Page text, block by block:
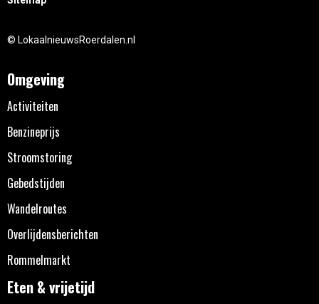
© LokaalnieuwsRoerdalen.nl
Omgeving
Activiteiten
Benzineprijs
Stroomstoring
Gebedstijden
Wandelroutes
Overlijdensberichten
Rommelmarkt
Eten & vrijetijd